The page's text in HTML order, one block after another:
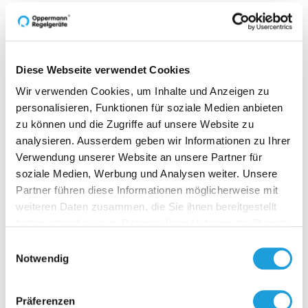
Diese Webseite verwendet Cookies
Wir verwenden Cookies, um Inhalte und Anzeigen zu
personalisieren, Funktionen für soziale Medien anbieten
zu können und die Zugriffe auf unsere Website zu
analysieren. Ausserdem geben wir Informationen zu Ihrer
Verwendung unserer Website an unsere Partner für
soziale Medien, Werbung und Analysen weiter. Unsere
Partner führen diese Informationen möglicherweise mit
weiteren Daten zusammen, die Sie ihnen bereitgestellt
Notwendig
Präferenzen
Technische Daten
Zubehör